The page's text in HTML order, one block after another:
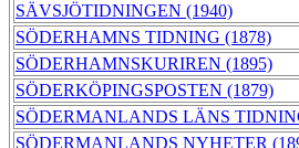
SÄVSJÖTIDNINGEN (1940)
SÖDERHAMNS TIDNING (1878)
SÖDERHAMNSKURIREN (1895)
SÖDERKÖPINGSPOSTEN (1879)
SÖDERMANLANDS LÄNS
SÖDERMANLANDS NYHETER